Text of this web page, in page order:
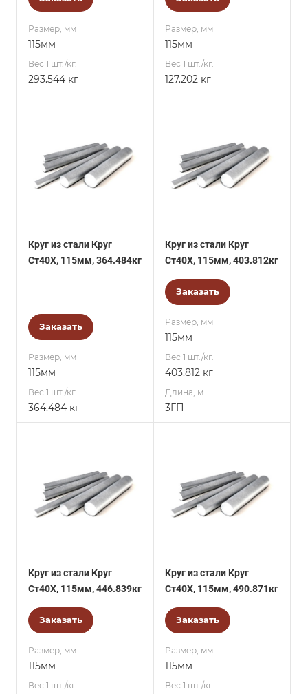
Размер, мм
115мм
Вес 1 шт./кг.
293.544 кг
Размер, мм
115мм
Вес 1 шт./кг.
127.202 кг
Круг из стали Круг
Ст40Х, 115мм, 364.484кг
Заказать
Размер, мм
115мм
Вес 1 шт./кг.
364.484 кг
Круг из стали Круг
Ст40Х, 115мм, 403.812кг
Заказать
Размер, мм
115мм
Вес 1 шт./кг.
403.812 кг
Длина, м
3ГП
Круг из стали Круг
Ст40Х, 115мм, 446.839кг
Заказать
Размер, мм
115мм
Вес 1 шт./кг.
Круг из стали Круг
Ст40Х, 115мм, 490.871кг
Заказать
Размер, мм
115мм
Вес 1 шт./кг.